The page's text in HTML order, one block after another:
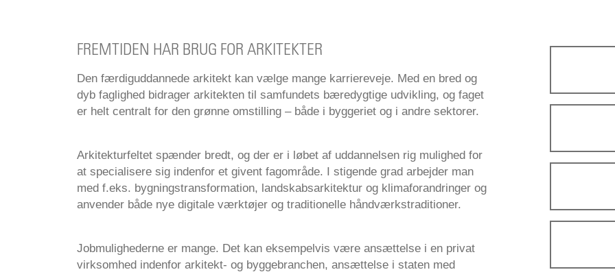
FREMTIDEN HAR BRUG FOR ARKITEKTER
Den færdiguddannede arkitekt kan vælge mange karriereveje. Med en bred og
dyb faglighed bidrager arkitekten til samfundets bæredygtige udvikling, og faget
er helt centralt for den grønne omstilling – både i byggeriet og i andre sektorer.
Arkitekturfeltet spænder bredt, og der er i løbet af uddannelsen rig mulighed for
at specialisere sig indenfor et givent fagområde. I stigende grad arbejder man
med f.eks. bygningstransformation, landskabsarkitektur og klimaforandringer og
anvender både nye digitale værktøjer og traditionelle håndværkstraditioner.
Jobmulighederne er mange. Det kan eksempelvis være ansættelse i en privat
virksomhed indenfor arkitekt- og byggebranchen, ansættelse i staten med